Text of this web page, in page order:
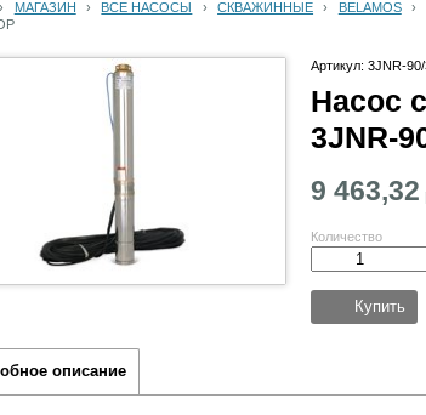
› МАГАЗИН › ВСЕ НАСОСЫ › СКВАЖИННЫЕ › BELAMOS ›
Артикул: 3JNR-
Насос
3JNR-
9 463,32
Количество
Купить
описание